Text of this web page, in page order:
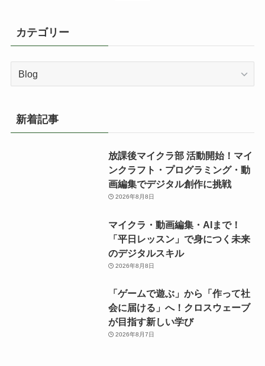
カテゴリー
カ
リ
ー
新着記事
放課後マイクラ部 活動開始！マイ
ンクラフト・プログラミング・動
画編集でデジタル創作に挑戦
2026年8月8日
マイクラ・動画編集・AIまで！
「平日レッスン」で身につく未来
のデジタルスキル
2026年8月8日
「ゲームで遊ぶ」から「作って社
会に届ける」へ！クロスウェーブ
が目指す新しい学び
2026年8月7日